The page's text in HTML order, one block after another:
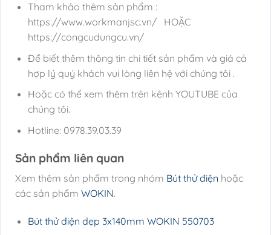
Tham khảo thêm sản phẩm :
https://www.workmanjsc.vn/ HOẶC
https://congcudungcu.vn/
Để biết thêm thông tin chi tiết sản phẩm và giá cả
hợp lý quý khách vui lòng liên hệ với chúng tôi .
Hoặc có thể xem thêm trên kênh YOUTUBE của
chúng tôi.
Hotline: 0978.39.03.39
Sản phẩm liên quan
Xem thêm sản phẩm trong nhóm Bút thử điện hoặc
các sản phẩm WOKIN.
Bút thử điện dẹp 3x140mm WOKIN 550703